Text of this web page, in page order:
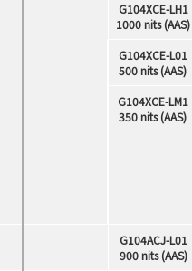
G104XCE-LH1
1000 nits (AAS)
G104XCE-L01
500 nits(AAS)
G104XCE-LM1
350 nits(AAS)
G104ACJ-L01
900 nits (AAS)